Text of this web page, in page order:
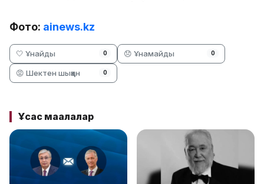
Фото: ainews.kz
🤍 Ұнайды 0 😞 Ұнамайды 0
😡 Шектен шыққан 0
Ұқсас мақалалар